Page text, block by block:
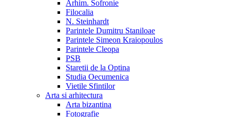
Arhim. Sofronie
Filocalia
N. Steinhardt
Parintele Dumitru Staniloae
Parintele Simeon Kraiopoulos
Parintele Cleopa
PSB
Staretii de la Optina
Studia Oecumenica
Vietile Sfintilor
Arta si arhitectura
Arta bizantina
Fotografie